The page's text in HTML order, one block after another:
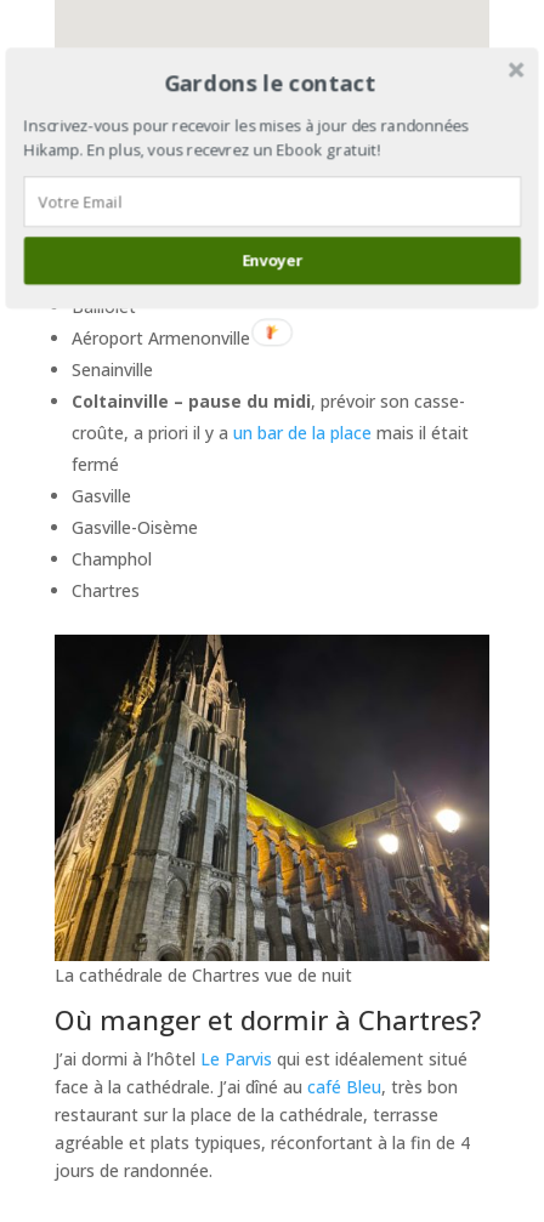
Étapes
Angles
Gué-de-Longroi
Ymeray
Baillolet
Aéroport Armenonville
Senainville
Coltainville – pause du midi, prévoir son casse-
croûte, a priori il y a un bar de la place mais il était
fermé
Gasville
Gasville-Oisème
Champhol
Chartres
La cathédrale de Chartres vue de nuit
Où manger et dormir à Chartres?
J’ai dormi à l’hôtel Le Parvis qui est idéalement situé
face à la cathédrale. J’ai dîné au café Bleu, très bon
restaurant sur la place de la cathédrale, terrasse
agréable et plats typiques, réconfortant à la fin de 4
jours de randonnée.
Gardons le contact
Inscrivez-vous pour recevoir les mises à jour des randonnées
Hikamp. En plus, vous recevrez un Ebook gratuit!
Envoyer